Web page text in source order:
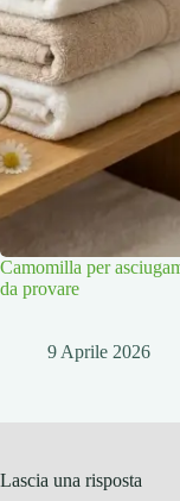
Camomilla per
da provare
9 Aprile 2026
Lascia una risposta